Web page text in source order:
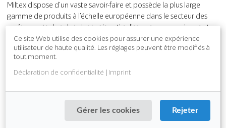
Miltex dispose d'un vaste savoir-faire et possède la plus large
gamme de produits à l'échelle européenne dans le secteur des
revêtements de sol et des tapis anti-salissures ergonomiques et
antidérapants. L'offre variée est complétée grâce à la coopération
avec de grands fabricants. Avec un choix exceptionnel de tapis et
de revêtements différents, nous pouvons offrir une solution
appropriée à presque tous les secteurs. Partout où le travail est
Miltex assurent un confort et une adhérence élevés, permettant
une amélioration significative des conditions de travail.
Les tapis anti-salissures innovants Miltex sont particulièrement
Ce site Web utilise des cookies pour assurer une expérience
utilisateur de haute qualité. Les réglages peuvent être modifiés à
tout moment.
Déclaration de confidentialité | Imprint
Gérer les cookies Rejeter